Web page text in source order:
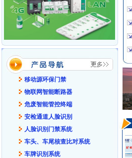
移动源环保门禁
物联网智能断路器
危废智能管控终端
安检通道人脸识别
人脸识别门禁系统
车头、车尾核查比对系统
车牌识别系统